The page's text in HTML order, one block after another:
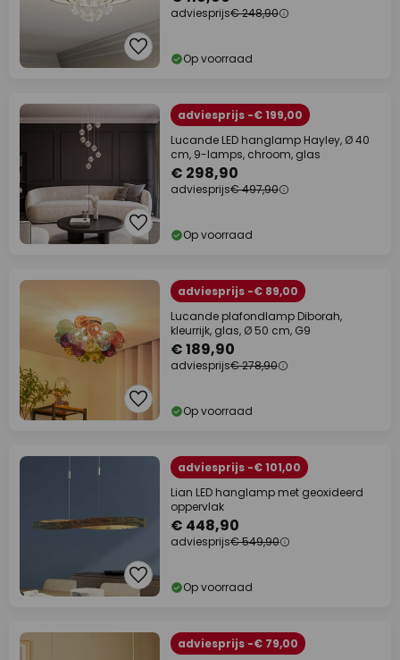
adviesprijs€ 248,90
Op voorraad
adviesprijs -€ 199,00
Lucande LED hanglamp Hayley, Ø 40
cm, 9-lamps, chroom, glas
€ 298,90
adviesprijs€ 497,90
Op voorraad
adviesprijs -€ 89,00
Lucande plafondlamp Diborah,
kleurrijk, glas, Ø 50 cm, G9
€ 189,90
adviesprijs€ 278,90
Op voorraad
adviesprijs -€ 101,00
Lian LED hanglamp met geoxideerd
oppervlak
€ 448,90
adviesprijs€ 549,90
Op voorraad
adviesprijs -€ 79,00